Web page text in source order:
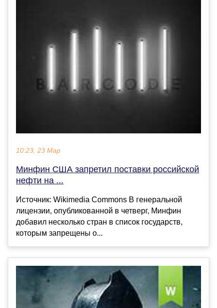
10:23, 23 Мар
Минфин США запретил поставки российской
нефти на ...
Источник: Wikimedia Commons В генеральной
лицензии, опубликованной в четверг, Минфин
добавил несколько стран в список государств,
которым запрещены о...